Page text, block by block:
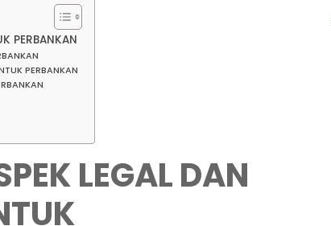
PERBANKAN
PERBANKAN
LEGAL DAN